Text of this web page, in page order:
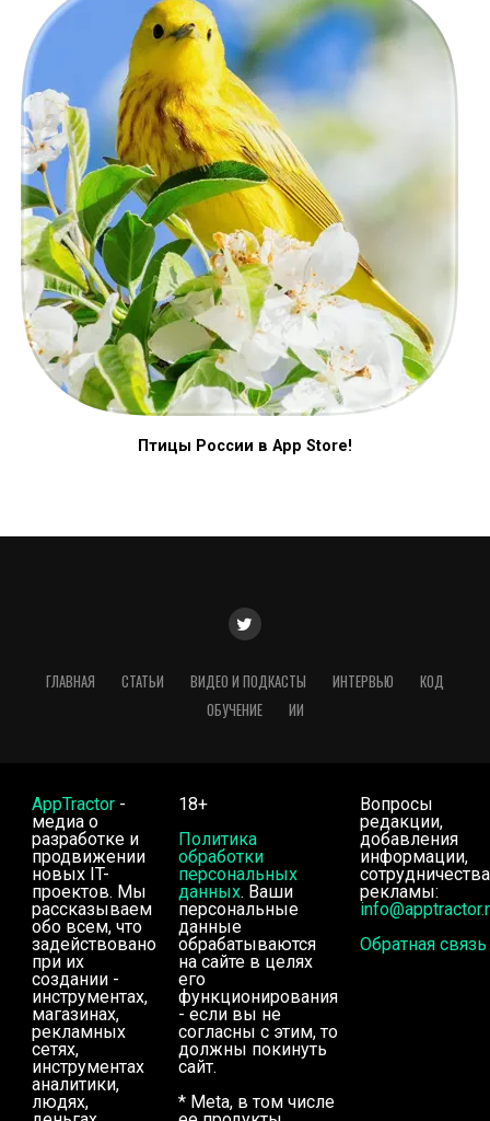
Птицы России в App Store!
ГЛАВНАЯ СТАТЬИ ВИДЕО И ПОДКАСТЫ ИНТЕРВЬЮ
КОД
ОБУЧЕНИЕ
ИИ
AppTractor-
медиа о
разработке и
продвижении
новых IT-
проектов. Мы
рассказываем
обо всем, что
задействовано
при их
создании -
инструментах,
магазинах,
рекламных
сетях,
инструментах
аналитики,
людях,
18+
Политика
обработки
персональных
данных. Ваши
персональные
данные
обрабатываются
на сайте в целях
его
функционирования
- если вы не
согласны с этим, то
должны покинуть
сайт.
* Meta, в том числе
Вопросы
редакции,
добавления
информации,
рекламы:
Обратная связь